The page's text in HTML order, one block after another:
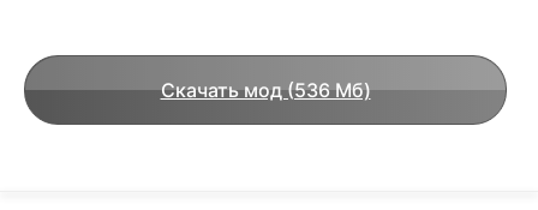
Скачать мод (536 Мб)